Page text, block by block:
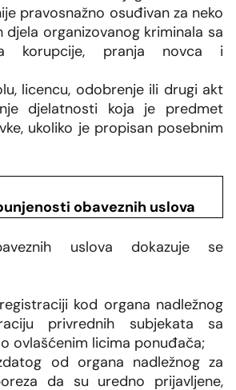
pravosnažno osuđivan za neko
djela organizovanog kriminala sa
korupcije, pranja novca i
licencu, odobrenje ili drugi akt
djelatnosti koja je predmet
ukoliko je propisan posebnim
obaveznih uslova
uslova dokazuje se
kod organa nadležnog
privrednih subjekata sa
ovlašćenim licima ponuđača;
od organa nadležnog za
da su uredno prijavljene,